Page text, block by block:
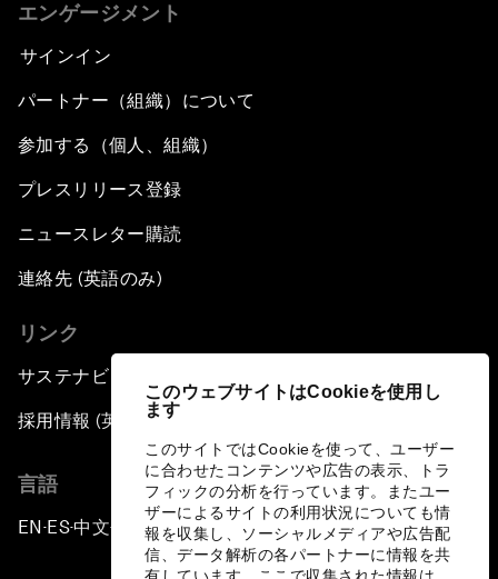
このウェブサイトはCookieを使用し
ます
このサイトではCookieを使って、ユーザー
に合わせたコンテンツや広告の表示、トラ
フィックの分析を行っています。またユー
ザーによるサイトの利用状況についても情
報を収集し、ソーシャルメディアや広告配
信、データ解析の各パートナーに情報を共
エンゲージメント
サインイン
パートナー（組織）について
参加する（個人、組織）
プレスリリース登録
ニュースレター購読
連絡先 (英語のみ)
リンク
サステナビリティへの取り組み
採用情報 (英語のみ)
言語
EN ▪ES▪中文▪ 日本語